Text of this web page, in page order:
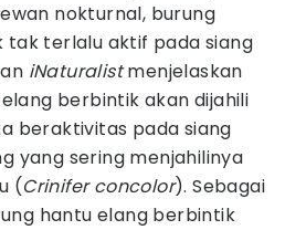
nokturnal, burung
tak terlalu aktif pada siang
iNaturalistmenjelaskan
berbintik akan dijahili
beraktivitas pada siang
yang sering menjahilinya
(Crinifer concolor). Sebagai
hantu elang berbintik